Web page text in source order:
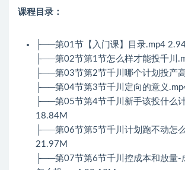
课程目录：
├──第01节【入门课】目录.mp4
├──第02节第1节怎么样才能投千川
├──第03节第2节千川哪个计划投产
├──第04节第3节千川定向的意义
├──第05节第4节千川新手该投什么
18.84M
├──第06节第5节千川计划跑不动怎
21.97M
├──第07节第6节千川控成本和放量-